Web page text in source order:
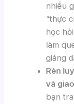
nhiều
“thực
học
làm
giảng
Rèn
và
bạn